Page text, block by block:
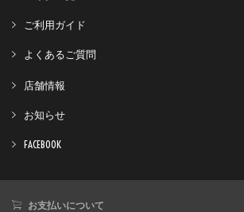
ご利用ガイド
よくあるご質問
店舗情報
お知らせ
FACEBOOK
お支払いについて